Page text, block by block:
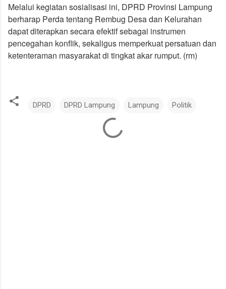
Melalui kegiatan sosialisasi ini, DPRD Provinsi Lampung
berharap Perda tentang Rembug Desa dan Kelurahan
dapat diterapkan secara efektif sebagai instrumen
pencegahan konflik, sekaligus memperkuat persatuan dan
ketenteraman masyarakat di tingkat akar rumput. (rm)
DPRD DPRD Lampung Lampung Politik